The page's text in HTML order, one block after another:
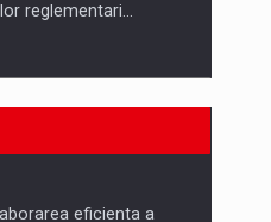
peste 25…
reglementari…
de media si
eficienta a